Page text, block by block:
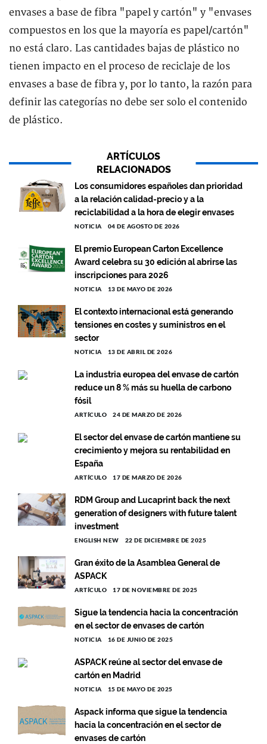
envases a base de fibra "papel y cartón" y "envases
compuestos en los que la mayoría es papel/cartón"
no está claro. Las cantidades bajas de plástico no
tienen impacto en el proceso de reciclaje de los
envases a base de fibra y, por lo tanto, la razón para
definir las categorías no debe ser solo el contenido
de plástico.
ARTÍCULOS
RELACIONADOS
Los consumidores españoles dan prioridad
a la relación calidad-precio y a la
reciclabilidad a la hora de elegir envases
NOTICIA 04 DE AGOSTO DE 2026
El premio European Carton Excellence
Award celebra su 30 edición al abrirse las
inscripciones para 2026
NOTICIA 13 DE MAYO DE 2026
El contexto internacional está generando
tensiones en costes y suministros en el
sector
NOTICIA 13 DE ABRIL DE 2026
La industria europea del envase de cartón
reduce un 8 % más su huella de carbono
fósil
ARTÍCULO 24 DE MARZO DE 2026
El sector del envase de cartón mantiene su
crecimiento y mejora su rentabilidad en
España
ARTÍCULO 17 DE MARZO DE 2026
RDM Group and Lucaprint back the next
generation of designers with future talent
investment
ENGLISH NEW 22 DE DICIEMBRE DE 2025
Gran éxito de la Asamblea General de
ASPACK
ARTÍCULO 17 DE NOVIEMBRE DE 2025
Sigue la tendencia hacia la concentración
en el sector de envases de cartón
NOTICIA 16 DE JUNIO DE 2025
ASPACK reúne al sector del envase de
cartón en Madrid
NOTICIA 15 DE MAYO DE 2025
Aspack informa que sigue la tendencia
hacia la concentración en el sector de
envases de cartón